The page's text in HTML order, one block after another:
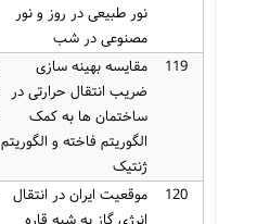
نور طبیعی در روز و نور
مصنوعی در شب
119
مقایسه بهینه سازی
ضریب انتقال حرارتی در
ساختمان ها به کمک
الگوریتم فاخته و الگوریتم
ژنتیک
120
موقعیت ایران در انتقال
انرژی گاز به شبه قاره